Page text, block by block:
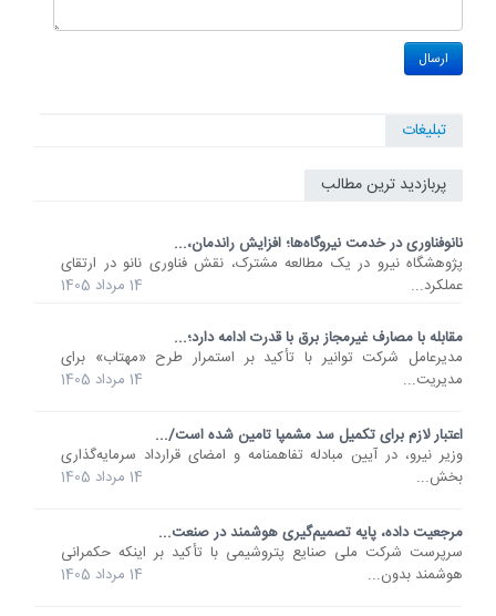
تبلیغات
پربازدید ترین مطالب
نانوفناوری در خدمت نیروگاه‌ها؛ افزایش راندمان،...
پژوهشگاه نیرو در یک مطالعه مشترک، نقش فناوری نانو در ارتقای
عملکرد...
14 مرداد 1405
مقابله با مصارف غیرمجاز برق با قدرت ادامه دارد؛...
مدیرعامل شرکت توانیر با تأکید بر استمرار طرح «مهتاب» برای
مدیریت...
14 مرداد 1405
اعتبار لازم برای تکمیل سد مشمپا تامین شده است/...
وزیر نیرو، در آیین مبادله تفاهمنامه و امضای قرارداد سرمایه‌گذاری
بخش...
14 مرداد 1405
مرجعیت داده، پایه تصمیم‌گیری‌ هوشمند در صنعت...
سرپرست شرکت ملی صنایع پتروشیمی با تأکید بر اینکه حکمرانی
هوشمند بدون...
14 مرداد 1405